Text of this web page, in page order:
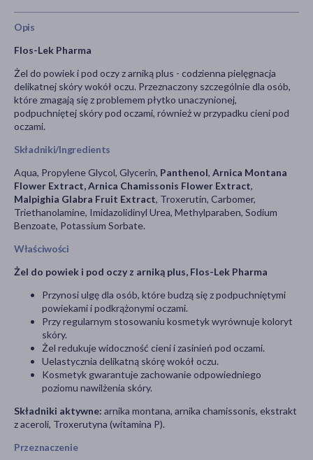
Opis
Flos-Lek Pharma
Żel do powiek i pod oczy z arniką plus - codzienna pielęgnacja
delikatnej skóry wokół oczu. Przeznaczony szczególnie dla osób,
które zmagają się z problemem płytko unaczynionej,
podpuchniętej skóry pod oczami, również w przypadku cieni pod
oczami.
Składniki/Ingredients
Aqua, Propylene Glycol, Glycerin, Panthenol, Arnica Montana
Flower Extract, Arnica Chamissonis Flower Extract,
Malpighia Glabra Fruit Extract, Troxerutin, Carbomer,
Triethanolamine, Imidazolidinyl Urea, Methylparaben, Sodium
Benzoate, Potassium Sorbate.
Właściwości
Żel do powiek i pod oczy z arniką plus, Flos-Lek Pharma
Przynosi ulgę dla osób, które budzą się z podpuchniętymi
powiekami i podkrążonymi oczami.
Przy regularnym stosowaniu kosmetyk wyrównuje koloryt
skóry.
Żel redukuje widoczność cieni i zasinień pod oczami.
Uelastycznia delikatną skórę wokół oczu.
Kosmetyk gwarantuje zachowanie odpowiedniego
poziomu nawilżenia skóry.
Składniki aktywne: arnika montana, arnika chamissonis, ekstrakt
z aceroli, Troxerutyna (witamina P).
Przeznaczenie